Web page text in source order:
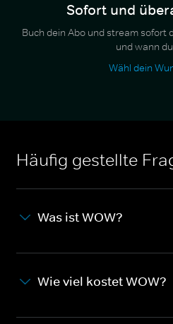
Sofort und
Buch dein Abo und stream sofort
und wann
Wähl dein
Häufig gestellte
Was ist WOW?
Wie viel kostet WOW?